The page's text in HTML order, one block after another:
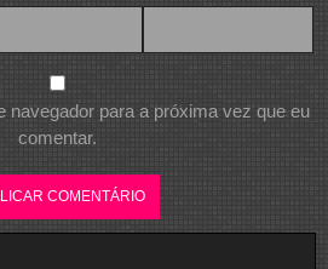
navegador para a próxima vez que eu
comentar.